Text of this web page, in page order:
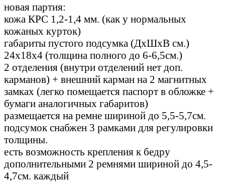
новая партия:
кожа КРС 1,2-1,4 мм. (как у нормальных
кожаных курток)
габариты пустого подсумка (ДхШхВ см.)
24х18х4 (толщина полного до 6-6,5см.)
2 отделения (внутри отделений нет доп.
карманов) + внешний карман на 2 магнитных
замках (легко помещается паспорт в обложке +
бумаги аналогичных габаритов)
размещается на ремне шириной до 5,5-5,7см.
подсумок снабжен 3 рамками для регулировки
толщины.
есть возможность крепления к бедру
дополнительными 2 ремнями шириной до 4,5-
4,7см. каждый